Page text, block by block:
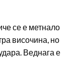
се е метнало
височина, но
Веднага е